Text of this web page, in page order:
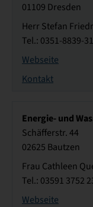
01109 Dresden
Herr Stefan
Tel.: 0351-8839-
Webseite
Kontakt
Energie- und
Schäfferstr. 44
02625 Bautzen
Frau Cathleen
Tel.: 03591 3752
Webseite